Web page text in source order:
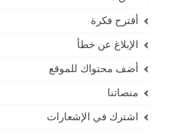
أقترح فكرة
الإبلاغ عن خطأ
أضف محتواك للموقع
منصاتنا
اشترك في الإشعارات